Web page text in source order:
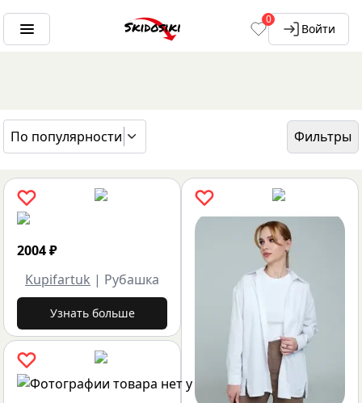
0
Войти
По популярности
Фильтры
ГЛАВНАЯ
БРЕНДЫ
2004₽
Kupifartuk | Рубашка
Узнать больше